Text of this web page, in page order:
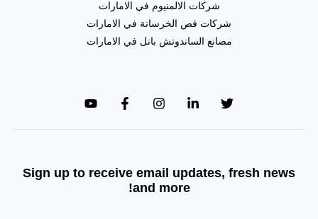
شركات الالمنيوم في الامارات
شركات قص الخرسانة في الامارات
مصانع الساندوتش بانل في الامارات
Sign up to receive email updates, fresh news
and more!